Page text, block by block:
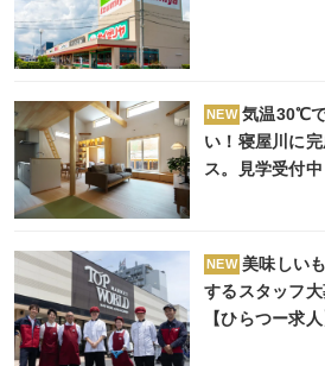
NEW 気温30℃
い！寝屋川に
ス。見学受付
NEW 美味しい
するスタッフ
【ひらつー求人